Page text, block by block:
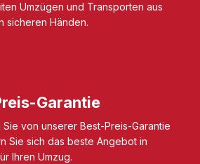
Umzügen und Transporten aus
sicheren Händen.
Garantie
von unserer Best-Preis-Garantie
Sie sich das beste Angebot in
Ihren Umzug.